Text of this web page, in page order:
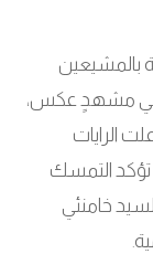
بالمشيعين
في مشهدٍ عكس،
الرايات
تؤكد التمسك
خامنئي